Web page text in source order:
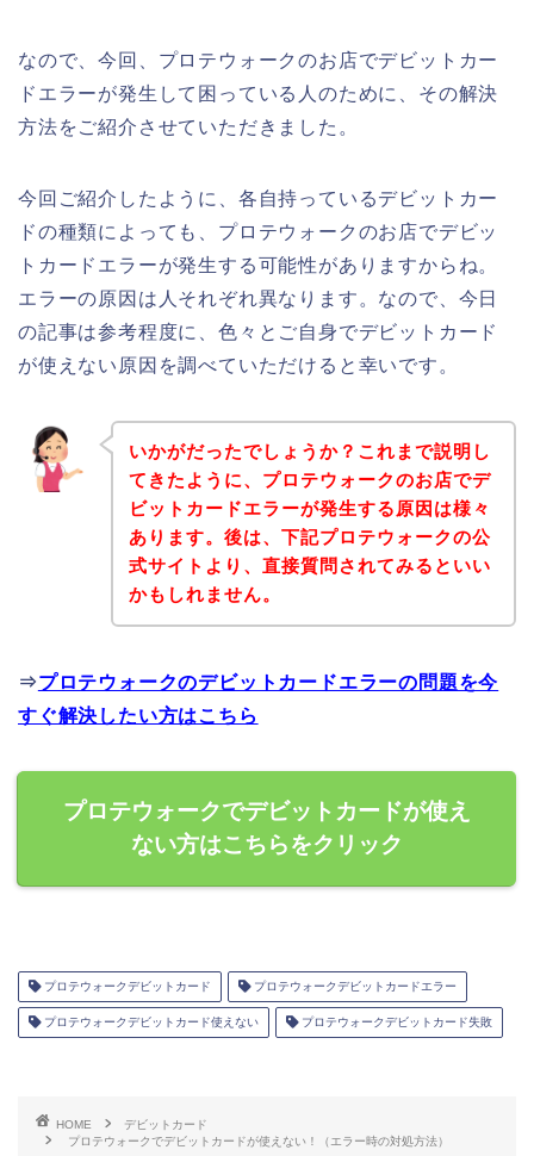
なので、今回、プロテウォークのお店でデビットカー
ドエラーが発生して困っている人のために、その解決
方法をご紹介させていただきました。
今回ご紹介したように、各自持っているデビットカー
ドの種類によっても、プロテウォークのお店でデビッ
トカードエラーが発生する可能性がありますからね。
エラーの原因は人それぞれ異なります。なので、今日
の記事は参考程度に、色々とご自身でデビットカード
が使えない原因を調べていただけると幸いです。
いかがだったでしょうか？これまで説明し
てきたように、プロテウォークのお店でデ
ビットカードエラーが発生する原因は様々
あります。後は、下記プロテウォークの公
式サイトより、直接質問されてみるといい
かもしれません。
⇒プロテウォークのデビットカードエラーの問題を今
すぐ解決したい方はこちら
プロテウォークでデビットカードが使え
ない方はこちらをクリック
プロテウォークデビットカード プロテウォークデビットカードエラー
プロテウォークデビットカード使えない プロテウォークデビットカード失敗
HOME
デビットカード
プロテウォークでデビットカードが使えない！（エラー時の対処方法）